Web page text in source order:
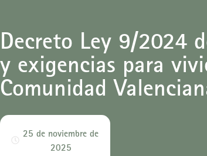
Decreto Ley 9/2024
y exigencias para
Comunidad
25 de noviembre de
2025